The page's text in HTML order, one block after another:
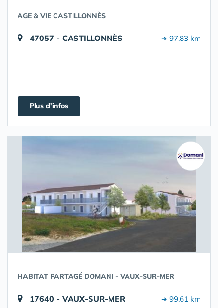
AGE & VIE CASTILLONNÈS
47057 - CASTILLONNÈS ➔ 97.83 km
Plus d'infos
HABITAT PARTAGÉ DOMANI - VAUX-SUR-MER
17640 - VAUX-SUR-MER ➔ 99.61 km